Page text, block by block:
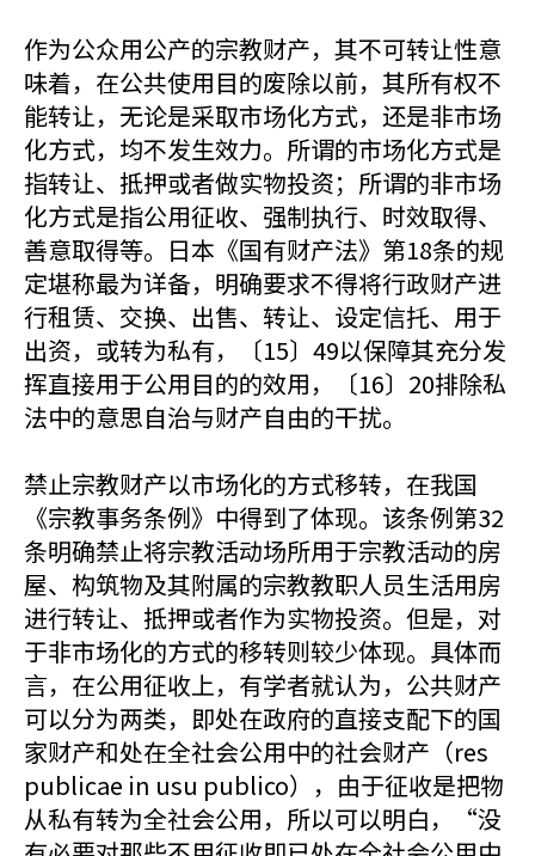
作为公众用公产的宗教财产，其不可转让性意
味着，在公共使用目的废除以前，其所有权不
能转让，无论是采取市场化方式，还是非市场
化方式，均不发生效力。所谓的市场化方式是
指转让、抵押或者做实物投资；所谓的非市场
化方式是指公用征收、强制执行、时效取得、
善意取得等。日本《国有财产法》第18条的规
定堪称最为详备，明确要求不得将行政财产进
行租赁、交换、出售、转让、设定信托、用于
出资，或转为私有，〔15〕49以保障其充分发
挥直接用于公用目的的效用，〔16〕20排除私
法中的意思自治与财产自由的干扰。
禁止宗教财产以市场化的方式移转，在我国
《宗教事务条例》中得到了体现。该条例第32
条明确禁止将宗教活动场所用于宗教活动的房
屋、构筑物及其附属的宗教教职人员生活用房
进行转让、抵押或者作为实物投资。但是，对
于非市场化的方式的移转则较少体现。具体而
言，在公用征收上，有学者就认为，公共财产
可以分为两类，即处在政府的直接支配下的国
家财产和处在全社会公用中的社会财产（res
publicae in usu publico），由于征收是把物
从私有转为全社会公用，所以可以明白，“没